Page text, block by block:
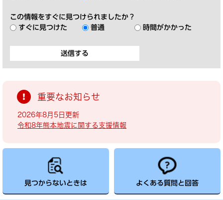
この情報をすぐに見つけられましたか？
すぐに見つけた
普通 時間がかかった
重要なお知らせ
2026年8月5日更新
令和8年熊本地震に関する支援情報
見つからないときは よくある質問と回答